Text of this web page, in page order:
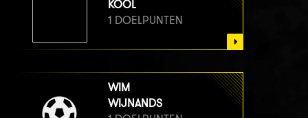
KOOL
1 DOELPUNTEN
WIM
WIJNANDS